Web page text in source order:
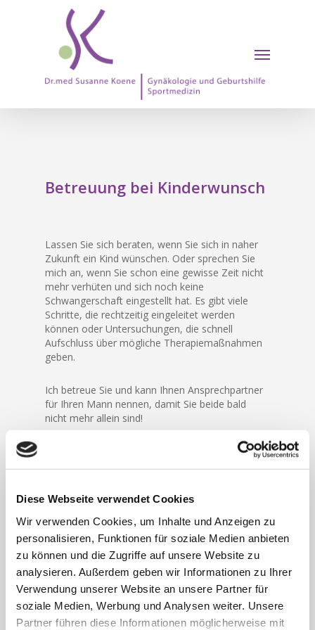
Diese Webseite verwendet Cookies
Wir verwenden Cookies, um Inhalte und Anzeigen zu
personalisieren, Funktionen für soziale Medien anbieten
zu können und die Zugriffe auf unsere Website zu
analysieren. Außerdem geben wir Informationen zu Ihrer
Verwendung unserer Website an unsere Partner für
soziale Medien, Werbung und Analysen weiter. Unsere
Partner führen diese Informationen möglicherweise mit
Menu
Betreuung bei Kinderwunsch
Lassen Sie sich beraten, wenn Sie sich in naher
Zukunft ein Kind wünschen. Oder sprechen Sie
mich an, wenn Sie schon eine gewisse Zeit nicht
mehr verhüten und sich noch keine
Schwangerschaft eingestellt hat. Es gibt viele
Schritte, die rechtzeitig eingeleitet werden
können oder Untersuchungen, die schnell
Aufschluss über mögliche Therapiemaßnahmen
geben.
Ich betreue Sie und kann Ihnen Ansprechpartner
für Ihren Mann nennen, damit Sie beide bald
nicht mehr allein sind!